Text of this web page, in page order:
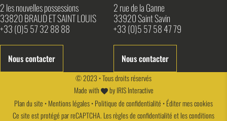
2 les nouvelles possessions
33820 BRAUD ET SAINT LOUIS
+33 (0)5 57 32 88 88
Nous contacter
2 rue de la Ganne
33920 Saint Savin
+33 (0)5 57 58 47 79
Nous contacter
© 2023 • Tous droits réservés
Made with
byIRIS Interactive
Plan du site •Mentions légales•Politique de confidentialité •Éditer mes cookies
Ce site est protégé par reCAPTCHA. Lesrègles de confidentialitéet lesconditions